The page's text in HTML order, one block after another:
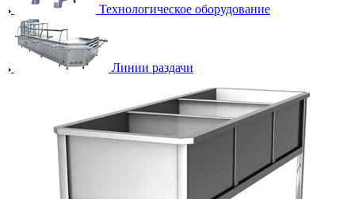
Технологическое оборудование
Линии раздачи